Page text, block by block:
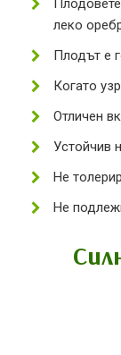
леко
Плодът е
Когато
Отличен
Устойчив
Не
Не